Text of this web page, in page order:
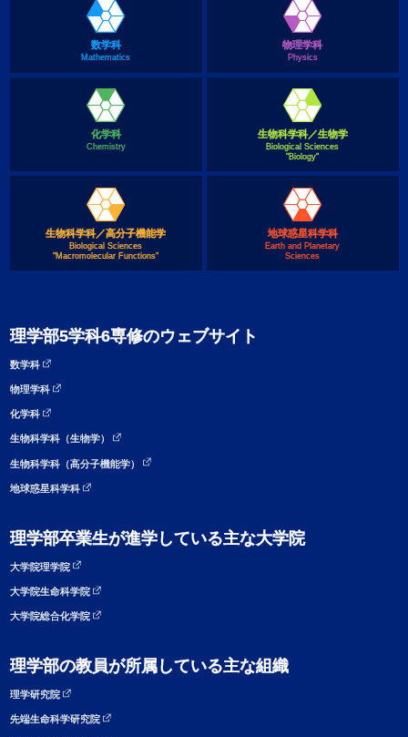
数学科
Mathematics
物理学科
Physics
化学科
Chemistry
生物科学科／生物学
Biological Sciences
"Biology"
生物科学科／高分子機能学
Biological Sciences
"Macromolecular Functions"
地球惑星科学科
Earth and Planetary
Sciences
理学部5学科6専修のウェブサイト
数学科
物理学科
化学科
生物科学科（生物学）
生物科学科（高分子機能学）
地球惑星科学科
理学部卒業生が進学している主な大学院
大学院理学院
大学院生命科学院
大学院総合化学院
理学部の教員が所属している主な組織
理学研究院
先端生命科学研究院